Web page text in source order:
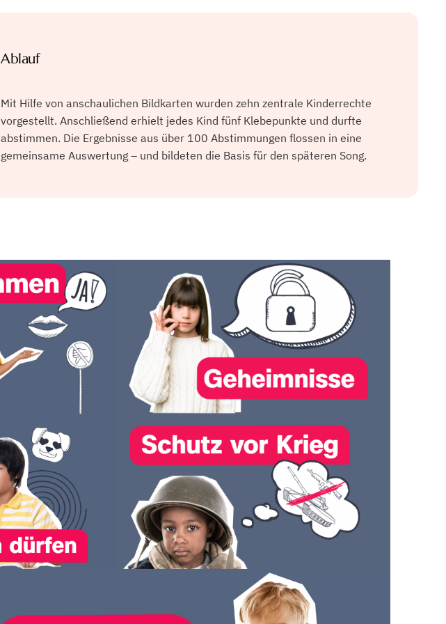
Ablauf
Mit Hilfe von anschaulichen Bildkarten wurden zehn zentrale Kinderrechte
vorgestellt. Anschließend erhielt jedes Kind fünf Klebepunkte und durfte
abstimmen. Die Ergebnisse aus über 100 Abstimmungen flossen in eine
gemeinsame Auswertung – und bildeten die Basis für den späteren Song.